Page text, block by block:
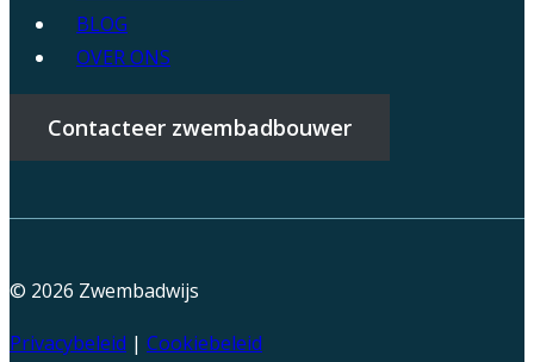
BLOG
OVER ONS
Contacteer zwembadbouwer
© 2026 Zwembadwijs
Privacybeleid | Cookiebeleid